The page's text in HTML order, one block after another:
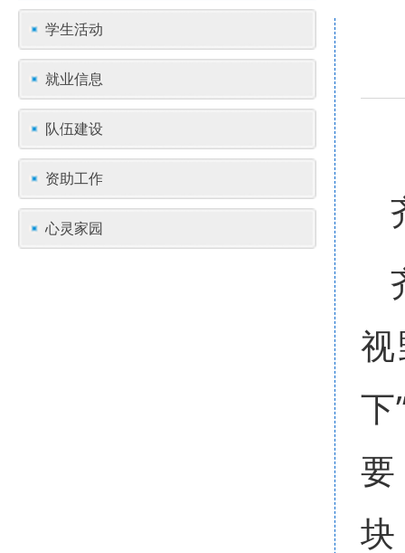
学生活动
就业信息
队伍建设
资助工作
心灵家园
块